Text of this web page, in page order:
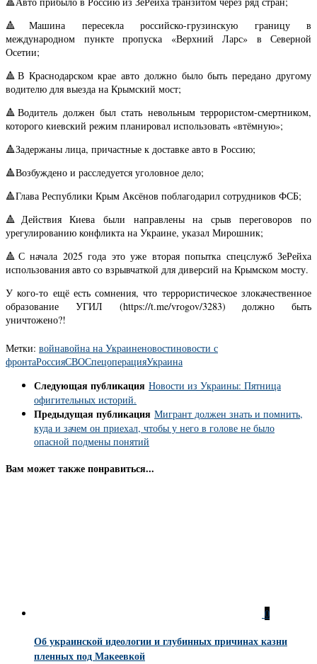
🔺Машина пересекла российско-грузинскую границу в
международном пункте пропуска «Верхний Ларс» в Северной
Осетии;
🔺В Краснодарском крае авто должно было быть передано другому
водителю для выезда на Крымский мост;
🔺Водитель должен был стать невольным террористом-смертником,
которого киевский режим планировал использовать «втёмную»;
🔺Задержаны лица, причастные к доставке авто в Россию;
🔺Возбуждено и расследуется уголовное дело;
🔺Глава Республики Крым Аксёнов поблагодарил сотрудников ФСБ;
🔺Действия Киева были направлены на срыв переговоров по
урегулированию конфликта на Украине, указал Мирошник;
🔺С начала 2025 года это уже вторая попытка спецслужб ЗеРейха
использования авто со взрывчаткой для диверсий на Крымском мосту.
У кого-то ещё есть сомнения, что террористическое злокачественное
образование УГИЛ (https://t.me/vrogov/3283) должно быть
уничтожено?!
Метки: войнавойна на Украиненовостиновости с
фронтаРоссияСВОСпецоперацияУкраина
Следующая публикация Новости из Украины: Пятница
офигительных историй.
Предыдущая публикация Мигрант должен знать и помнить,
куда и зачем он приехал, чтобы у него в голове не было
опасной подмены понятий
Вам может также понравиться...
0
Об украинской идеологии и глубинных причинах казни
пленных под Макеевкой